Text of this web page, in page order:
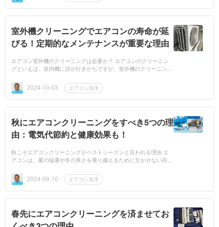
室外機クリーニングでエアコンの寿命が延
びる！定期的なメンテナンスが重要な理由
エアコン室外機のクリーニングは必要か？ エアコンのクリーニン
グといえば、室内機に目が行きがちですが、室外機のクリーニング
持する上...2024-10-03 エアコン洗浄
秋にエアコンクリーニングをすべき5つの理
由：電気代節約と健康効果も！
秋こそエアコンクリーニングがベストシーズンと言われる理由 エ
アコンは、夏の猛暑や冬の寒さを乗り越えるために欠かせない存在
ニングはつ...2024-09-10 エアコン洗浄
春先にエアコンクリーニングを済ませてお